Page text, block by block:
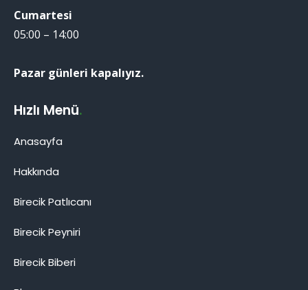
Cumartesi
05:00 – 14:00
Pazar günleri kapalıyız.
Hızlı Menü.
Anasayfa
Hakkında
Birecik Patlıcanı
Birecik Peyniri
Birecik Biberi